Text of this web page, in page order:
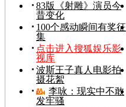
83版《射雕》演员今
昔变化
100个感动瞬间有奖征
集
点击进入搜狐娱乐影
视库
波斯王子真人电影拍
摄花絮
李咏：现实中不敢
发牢骚